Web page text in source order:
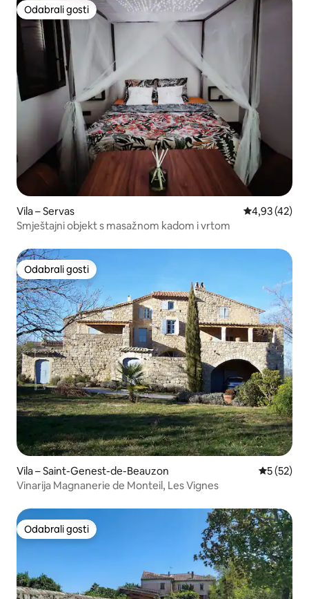
Odabrali gosti
Odabrali gosti
Vila – Servas Prosječna
4,93 (42)
Smještajni objekt s masažnom kadom i vrtom
Odabrali gosti
Odabrali gosti
Vila – Saint-Genest-de-Beauzon Prosječna
5 (52)
Vinarija Magnanerie de Monteil, Les Vignes
Odabrali gosti
Odabrali gosti